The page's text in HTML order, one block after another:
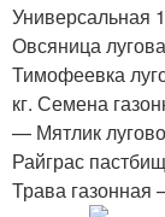
Универсальная
Овсяница
Тимофеевка
кг. Семена
— Мятлик
Райграс
Трава газонная